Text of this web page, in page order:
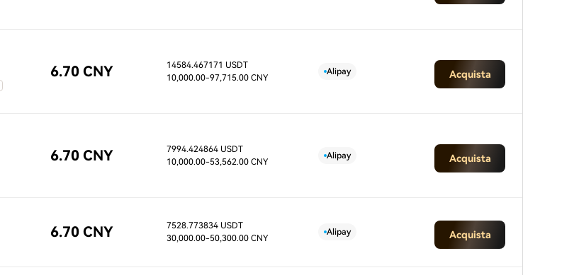
6.70 CNY
14584.467171 USDT
10,000.00-97,715.00 CNY
Alipay Acquista
6.70 CNY
7994.424864 USDT
10,000.00-53,562.00 CNY
Alipay Acquista
6.70 CNY
7528.773834 USDT
30,000.00-50,300.00 CNY
Alipay Acquista